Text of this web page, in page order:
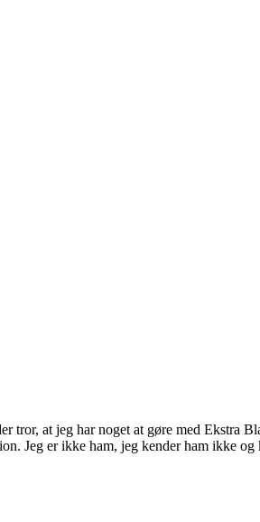
tror, at jeg har noget at gøre med Ekstra
Jeg er ikke ham, jeg kender ham ikke